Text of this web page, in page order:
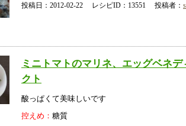
投稿日：2012-02-22 レシピID：13551 投稿者：
ミニトマトのマリネ、エッグベネデ
クト
酸っぱくて美味しいです
控えめ： 糖質